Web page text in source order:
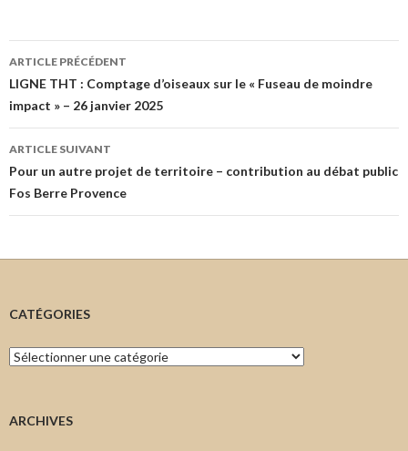
Navigation
des
articles
ARTICLE PRÉCÉDENT
LIGNE THT : Comptage d’oiseaux sur le « Fuseau de moindre
impact » – 26 janvier 2025
ARTICLE SUIVANT
Pour un autre projet de territoire – contribution au débat public
Fos Berre Provence
CATÉGORIES
Catégories
ARCHIVES